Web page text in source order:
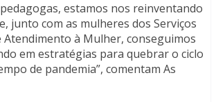
estamos nos reinventando
junto com as mulheres dos Serviços
Atendimento à Mulher, conseguimos
em estratégias para quebrar o ciclo
de pandemia”, comentam As